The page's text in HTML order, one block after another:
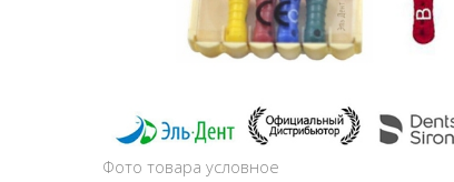
Фото товара условное